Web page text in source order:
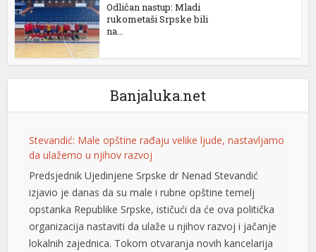
Odličan nastup: Mladi
rukometaši Srpske bili
na...
Banjaluka.net
Stevandić: Male opštine rađaju velike ljude, nastavljamo
da ulažemo u njihov razvoj
Predsjednik Ujedinjene Srpske dr Nenad Stevandić
izjavio je danas da su male i rubne opštine temelj
opstanka Republike Srpske, ističući da će ova politička
organizacija nastaviti da ulaže u njihov razvoj i jačanje
lokalnih zajednica. Tokom otvaranja novih kancelarija